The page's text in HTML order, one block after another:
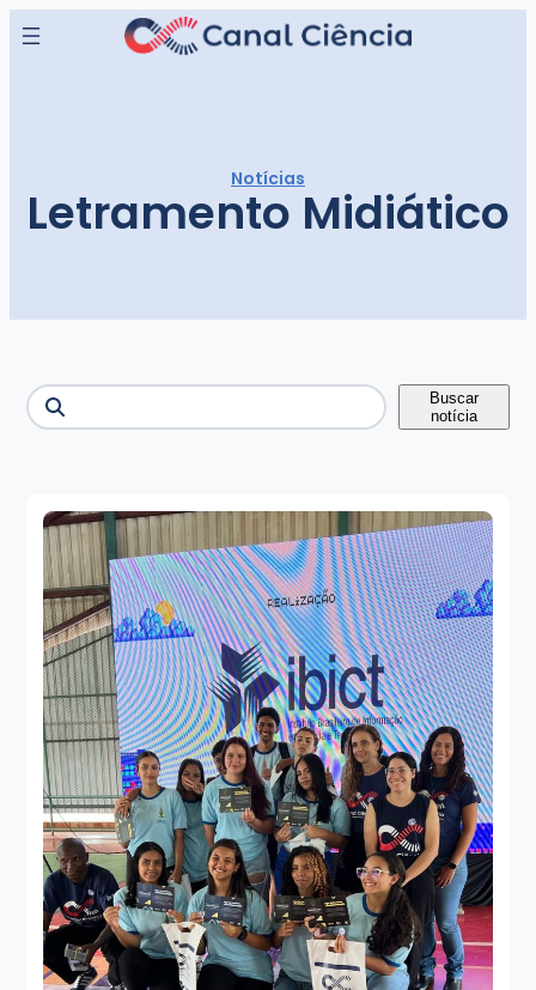
para
Notícias
Letramento Midiático
Buscar
Buscar
notícia